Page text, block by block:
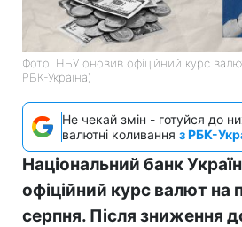
Фото: НБУ оновив офіційний курс
РБК-Україна)
Не чекай змін - готуйся до
валютні коливання з РБК-
Національний банк
офіційний курс валют на
серпня. Після зниження